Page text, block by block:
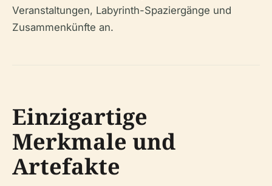
Veranstaltungen, Labyrinth-Spaziergänge und
Zusammenkünfte an.
Einzigartige
Merkmale und
Artefakte